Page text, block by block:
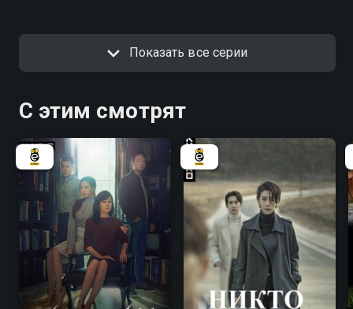
Показать все серии
С этим смотрят